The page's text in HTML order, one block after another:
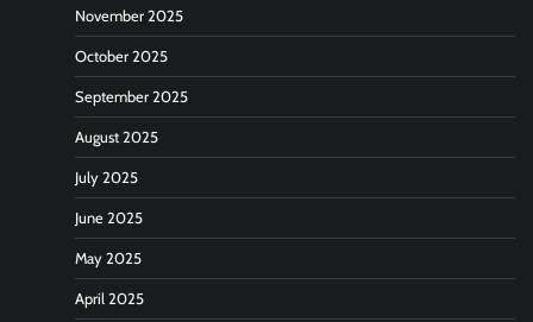
November 2025
October 2025
September 2025
August 2025
July 2025
June 2025
May 2025
April 2025